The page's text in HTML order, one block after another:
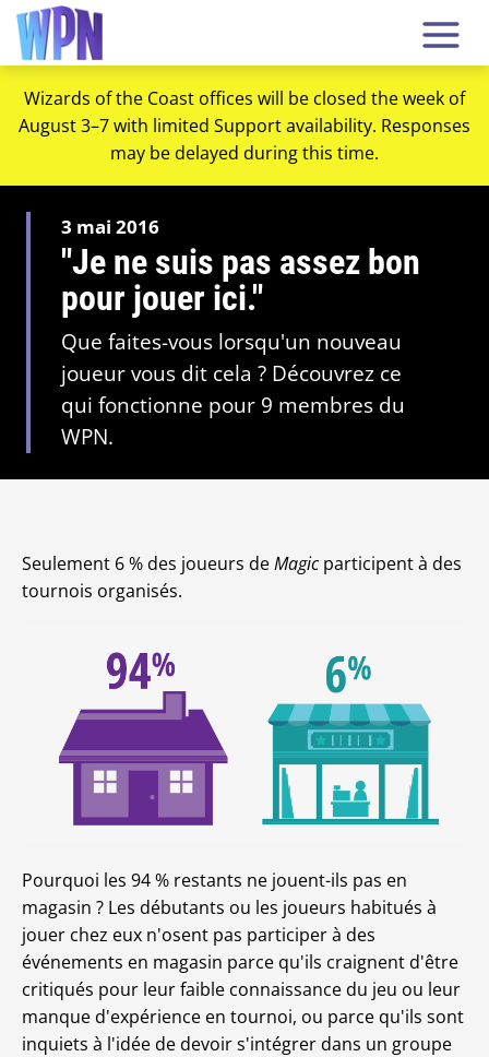
Wizards of the Coast offices will be closed the week of
August 3–7 with limited Support availability. Responses
may be delayed during this time.
3 mai 2016
"Je ne suis pas assez bon
pour jouer ici."
Que faites-vous lorsqu'un nouveau
joueur vous dit cela ? Découvrez ce
qui fonctionne pour 9 membres du
WPN.
Seulement 6 % des joueurs deMagicparticipent à des
tournois organisés.
Pourquoi les 94 % restants ne jouent-ils pas en
magasin ? Les débutants ou les joueurs habitués à
jouer chez eux n'osent pas participer à des
événements en magasin parce qu'ils craignent d'être
critiqués pour leur faible connaissance du jeu ou leur
manque d'expérience en tournoi, ou parce qu'ils sont
inquiets à l'idée de devoir s'intégrer dans un groupe